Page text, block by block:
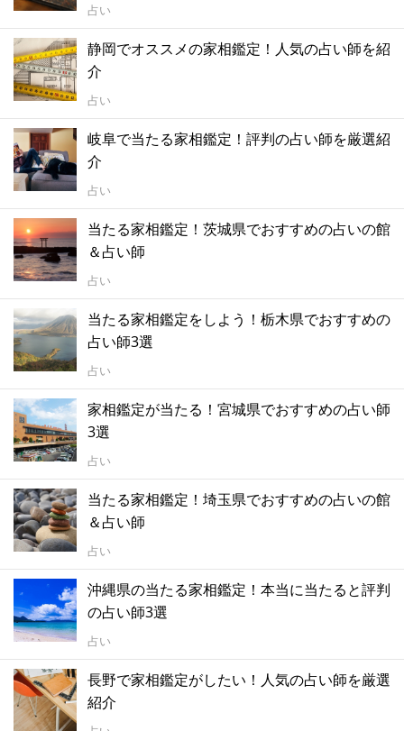
占い
静岡でオススメの家相鑑定！人気の占い師を紹
介
占い
岐阜で当たる家相鑑定！評判の占い師を厳選紹
介
占い
当たる家相鑑定！茨城県でおすすめの占いの館
＆占い師
占い
当たる家相鑑定をしよう！栃木県でおすすめの
占い師3選
占い
家相鑑定が当たる！宮城県でおすすめの占い師
3選
占い
当たる家相鑑定！埼玉県でおすすめの占いの館
＆占い師
占い
沖縄県の当たる家相鑑定！本当に当たると評判
の占い師3選
占い
長野で家相鑑定がしたい！人気の占い師を厳選
紹介